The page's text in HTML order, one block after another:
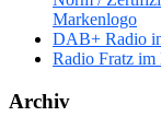
Markenlogo
DAB+ Radio
Radio Fratz im
Archiv